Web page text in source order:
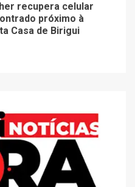
recupera celular
próximo à
Casa de Birigui